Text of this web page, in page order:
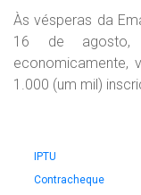
Às vésperas da
16 de agosto,
economicamente,
1.000 (um mil)
IPTU
Contracheque